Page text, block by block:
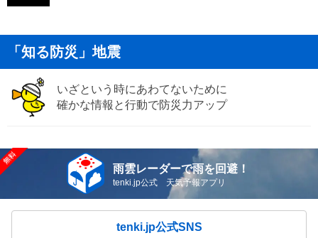
「知る防災」地震
いざという時にあわてないために
確かな情報と行動で防災力アップ
雨雲レーダーで雨を回避！
tenki.jp公式 天気予報アプリ
tenki.jp公式SNS